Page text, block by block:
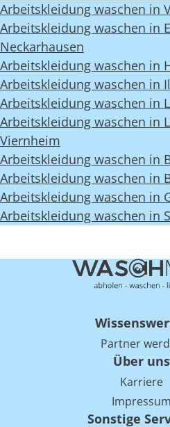
Arbeitskleidung waschen in
Arbeitskleidung waschen in
Neckarhausen
Arbeitskleidung waschen in
Arbeitskleidung waschen in
Arbeitskleidung waschen in
Arbeitskleidung waschen in
Viernheim
Arbeitskleidung waschen in
Arbeitskleidung waschen in
Arbeitskleidung waschen in
Arbeitskleidung waschen in
Partner
Über uns
Karriere
Impressum
Sonstige